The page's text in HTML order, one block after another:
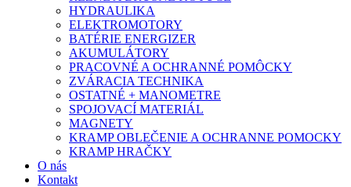
HYDRAULIKA
ELEKTROMOTORY
BATÉRIE ENERGIZER
AKUMULÁTORY
PRACOVNÉ A OCHRANNÉ POMÔCKY
ZVÁRACIA TECHNIKA
OSTATNÉ + MANOMETRE
SPOJOVACÍ MATERIÁL
MAGNETY
KRAMP OBLEČENIE A OCHRANNE POMOCKY
KRAMP HRAČKY
O nás
Kontakt